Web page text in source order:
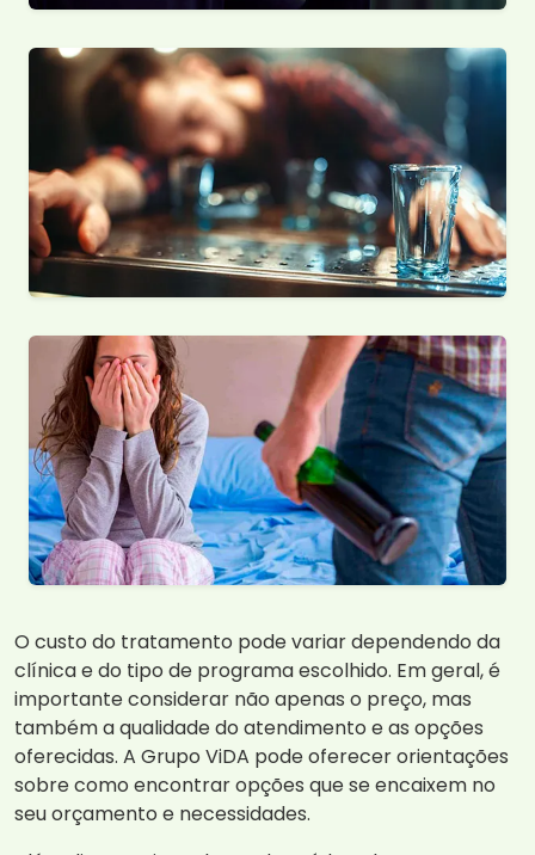
O custo do tratamento pode variar dependendo da
clínica e do tipo de programa escolhido. Em geral, é
importante considerar não apenas o preço, mas
também a qualidade do atendimento e as opções
oferecidas. A Grupo ViDA pode oferecer orientações
sobre como encontrar opções que se encaixem no
seu orçamento e necessidades.